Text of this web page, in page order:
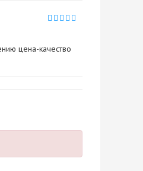
цена-качество